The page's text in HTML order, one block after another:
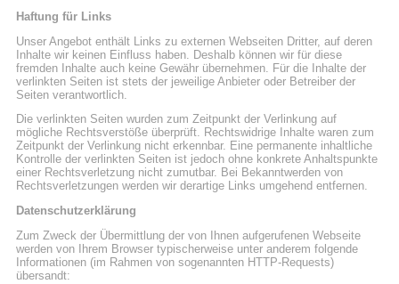
Haftung für Links
Unser Angebot enthält Links zu externen Webseiten Dritter, auf deren
Inhalte wir keinen Einfluss haben. Deshalb können wir für diese
fremden Inhalte auch keine Gewähr übernehmen. Für die Inhalte der
verlinkten Seiten ist stets der jeweilige Anbieter oder Betreiber der
Seiten verantwortlich.
Die verlinkten Seiten wurden zum Zeitpunkt der Verlinkung auf
mögliche Rechtsverstöße überprüft. Rechtswidrige Inhalte waren zum
Zeitpunkt der Verlinkung nicht erkennbar. Eine permanente inhaltliche
Kontrolle der verlinkten Seiten ist jedoch ohne konkrete Anhaltspunkte
einer Rechtsverletzung nicht zumutbar. Bei Bekanntwerden von
Rechtsverletzungen werden wir derartige Links umgehend entfernen.
Datenschutzerklärung
Zum Zweck der Übermittlung der von Ihnen aufgerufenen Webseite
werden von Ihrem Browser typischerweise unter anderem folgende
Informationen (im Rahmen von sogenannten HTTP-Requests)
übersandt: